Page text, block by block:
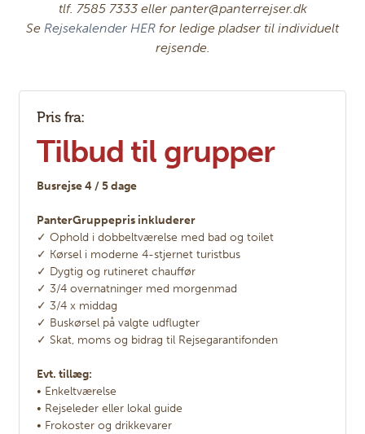
tlf. 7585 7333 eller panter@panterrejser.dk
Se Rejsekalender HER for ledige pladser til individuelt
rejsende.
Pris fra:
Tilbud til grupper
Busrejse 4 / 5 dage
PanterGruppepris inkluderer
✓ Ophold i dobbeltværelse med bad og toilet
✓ Kørsel i moderne 4-stjernet turistbus
✓ Dygtig og rutineret chauffør
✓ 3/4 overnatninger med morgenmad
✓ 3/4 x middag
✓ Buskørsel på valgte udflugter
✓ Skat, moms og bidrag til Rejsegarantifonden
Evt. tillæg:
• Enkeltværelse
• Rejseleder eller lokal guide
• Frokoster og drikkevarer